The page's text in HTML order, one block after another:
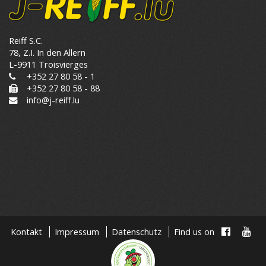
Reiff S.C.
L-9911 Troisvierges
+352 27 80 58 - 1
+352 27 80 58 - 88
info@j-reiff.lu